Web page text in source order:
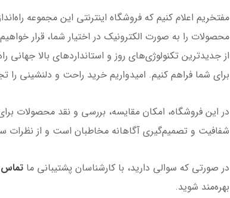
مفتخریم اعلام کنیم که فروشگاه اینترنتی این مجموعه
محصولات را به صورت الکترونیک در اختیار شما، قرار
از جدیدترین تکنولوژی‌های روز و استانداردهای بالا جهانی
برای شما فراهم کنیم. امیدواریم خرید راحت و دلنشینی را
در این فروشگاه، امکان مقایسه، بررسی و نقد محصولات
شفافیت و تصمیم‌گیری آگاهانه مخاطبان است و از نظرات
در صورتی که سوالی دارید، با کارشناسان پشتیبانی ما تماس
بهره‌مند شوید.